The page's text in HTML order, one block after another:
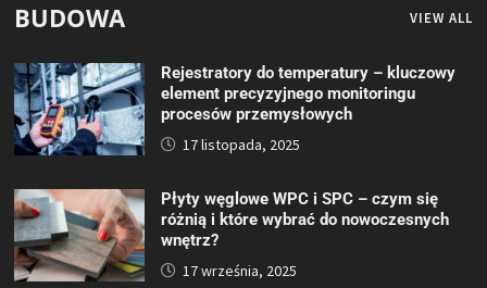
BUDOWA VIEW ALL
Rejestratory do temperatury – kluczowy
element precyzyjnego monitoringu
procesów przemysłowych
17 listopada, 2025
Płyty węglowe WPC i SPC – czym się
różnią i które wybrać do nowoczesnych
wnętrz?
17 września, 2025